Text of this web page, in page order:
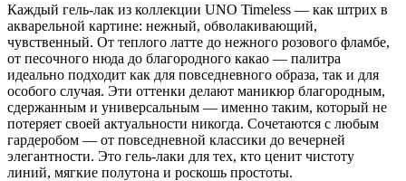
Каждый гель-лак из коллекции UNO Timeless — как штрих в
акварельной картине: нежный, обволакивающий,
чувственный. От теплого латте до нежного розового фламбе,
от песочного нюда до благородного какао — палитра
идеально подходит как для повседневного образа, так и для
особого случая. Эти оттенки делают маникюр благородным,
сдержанным и универсальным — именно таким, который не
потеряет своей актуальности никогда. Сочетаются с любым
гардеробом — от повседневной классики до вечерней
элегантности. Это гель-лаки для тех, кто ценит чистоту
линий, мягкие полутона и роскошь простоты.